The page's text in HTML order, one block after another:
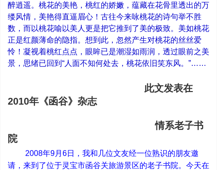
醉逍遥。桃花的美艳，桃红的娇嫩，蕴藏在花骨里透出的万
缕风情，美艳得直逼眉心！古往今来咏桃花的诗句举不胜
数，而以桃花喻以美人更是把它推到了美的极致。美如桃花
正是红颜薄命的隐指。想到此，忽然产生对桃花的丝丝爱
怜！凝视着桃红点点，眼眸已是潮湿如雨润，透过眼前之美
景，思绪已回到 “人面不知何处去，桃花依旧笑东风。 ”……
此文发表在
2010年《函谷》杂志
情系老子书
院
2008年9月 6日，我和几位文友经一位熟识的朋友邀
请，来到了位于灵宝市函谷关旅游景区的老子书院。今天在